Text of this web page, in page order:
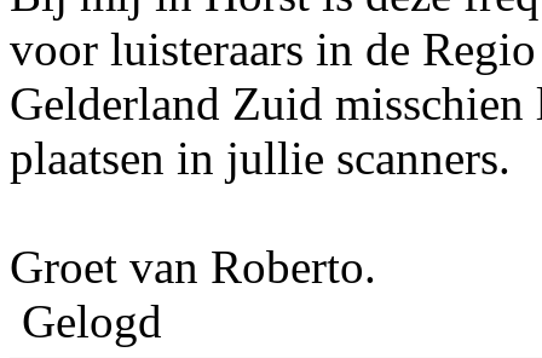
voor luisteraars in de
Gelderland Zuid
plaatsen in jullie scanners.
Groet van Roberto.
Gelogd